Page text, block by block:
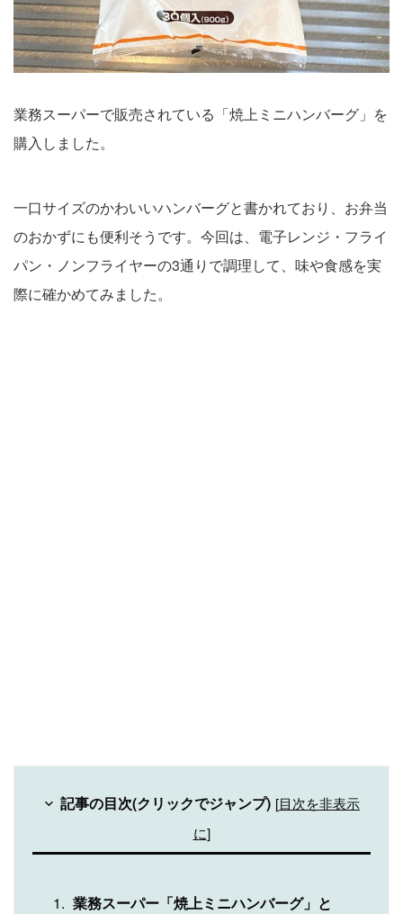
業務スーパーで販売されている「焼上ミニハンバーグ」を
購入しました。
一口サイズのかわいいハンバーグと書かれており、お弁当
のおかずにも便利そうです。今回は、電子レンジ・フライ
パン・ノンフライヤーの3通りで調理して、味や食感を実
際に確かめてみました。
記事の目次(クリックでジャンプ) [目次を非表示
に]
業務スーパー「焼上ミニハンバーグ」と